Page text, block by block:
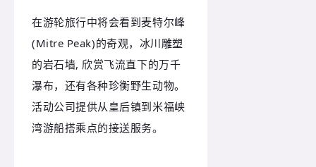
在游轮旅行中将会看到麦特尔峰
(Mitre Peak)的奇观，冰川雕塑
的岩石墙, 欣赏飞流直下的万千
瀑布，还有各种珍衡野生动物。
活动公司提供从皇后镇到米福峡
湾游船搭乘点的接送服务。